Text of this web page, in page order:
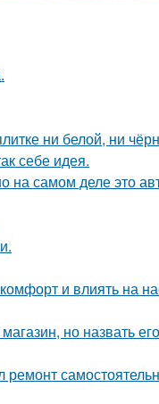
ни белой, ни
себе идея.
на самом деле это
и влиять на
но назвать
ремонт